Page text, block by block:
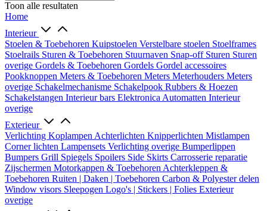
Toon alle resultaten
Home
Interieur
Stoelen & Toebehoren Kuipstoelen Verstelbare stoelen Stoelframes
Stoelrails Sturen & Toebehoren Stuurnaven Snap-off Sturen Sturen
overige Gordels & Toebehoren Gordels Gordel accessoires
Pookknoppen Meters & Toebehoren Meters Meterhouders Meters
overige Schakelmechanisme Schakelpook Rubbers & Hoezen
Schakelstangen Interieur bars Elektronica Automatten Interieur
overige
Exterieur
Verlichting Koplampen Achterlichten Knipperlichten Mistlampen
Corner lichten Lampensets Verlichting overige Bumperlippen
Bumpers Grill Spiegels Spoilers Side Skirts Carrosserie reparatie
Zijschermen Motorkappen & Toebehoren Achterkleppen &
Toebehoren Ruiten | Daken | Toebehoren Carbon & Polyester delen
Window visors Sleepogen Logo's | Stickers | Folies Exterieur
overige